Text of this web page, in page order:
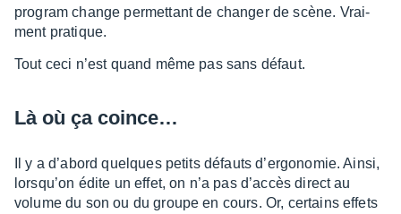
program change permet­tant de chan­ger de scène. Vrai­
ment pratique.
Tout ceci n’est quand même pas sans défaut.
Là où ça coin­ce…
Il y a d’abord quelques petits défauts d’er­go­no­mie. Ainsi,
lorsqu’on édite un effet, on n’a pas d’ac­cès direct au
volume du son ou du groupe en cours. Or, certains effets